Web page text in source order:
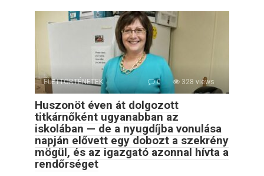
ÉLETTÖRTÉNETEK 0 328 views
Huszonöt éven át dolgozott
titkárnőként ugyanabban az
iskolában — de a nyugdíjba vonulása
napján elővett egy dobozt a szekrény
mögül, és az igazgató azonnal hívta a
rendőrséget